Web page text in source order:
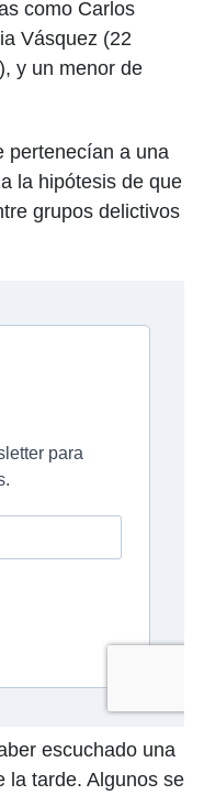
como Carlos
Vásquez (22
y un menor de
pertenecían a una
la hipótesis de que
grupos delictivos
escuchado una
la tarde. Algunos se